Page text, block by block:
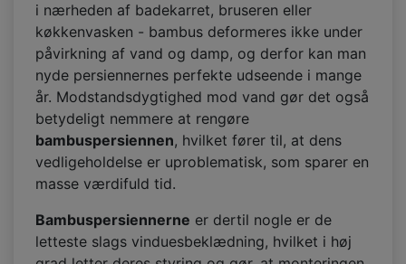
i nærheden af badekarret, bruseren eller
køkkenvasken - bambus deformeres ikke under
påvirkning af vand og damp, og derfor kan man
nyde persiennernes perfekte udseende i mange
år. Modstandsdygtighed mod vand gør det også
betydeligt nemmere at rengøre
bambuspersiennen, hvilket fører til, at dens
vedligeholdelse er uproblematisk, som sparer en
masse værdifuld tid.
Bambuspersiennerne er dertil nogle er de
letteste slags vinduesbeklædning, hvilket i høj